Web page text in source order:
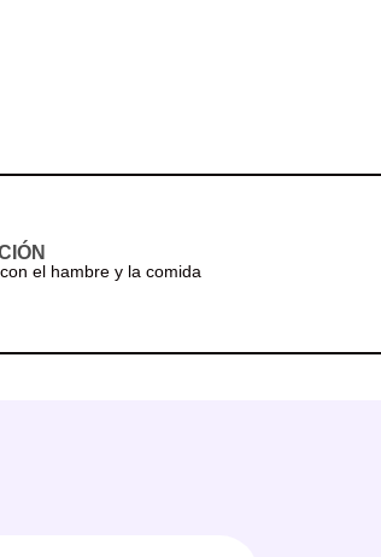
el hambre y la comida